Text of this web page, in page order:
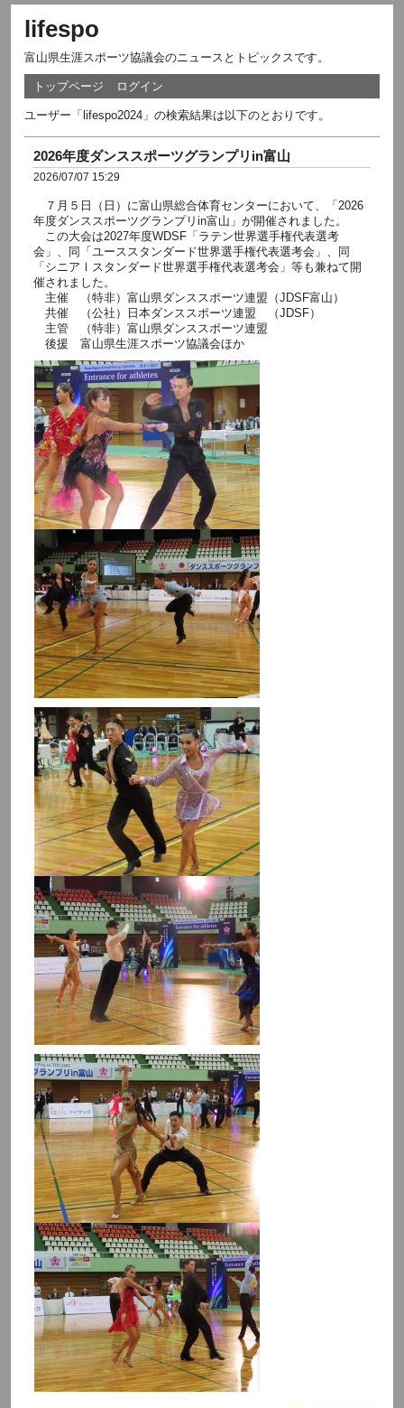
lifespo
富山県生涯スポーツ協議会のニュースとトピックスです。
トップページ ログイン
ユーザー「lifespo2024」の検索結果は以下のとおりです。
2026年度ダンススポーツグランプリin富山
2026/07/07 15:29
７月５日（日）に富山県総合体育センターにおいて、「2026
年度ダンススポーツグランプリin富山」が開催されました。
この大会は2027年度WDSF「ラテン世界選手権代表選考
会」、同「ユーススタンダード世界選手権代表選考会」、同
「シニアⅠスタンダード世界選手権代表選考会」等も兼ねて開
催されました。
主催 （特非）富山県ダンススポーツ連盟（JDSF富山）
共催 （公社）日本ダンススポーツ連盟 （JDSF）
主管 （特非）富山県ダンススポーツ連盟
後援 富山県生涯スポーツ協議会ほか